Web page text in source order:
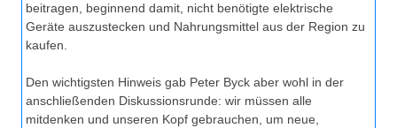
beitragen, beginnend damit, nicht benötigte elektrische
Geräte auszustecken und Nahrungsmittel aus der Region zu
kaufen.
Den wichtigsten Hinweis gab Peter Byck aber wohl in der
anschließenden Diskussionsrunde: wir müssen alle
mitdenken und unseren Kopf gebrauchen, um neue,